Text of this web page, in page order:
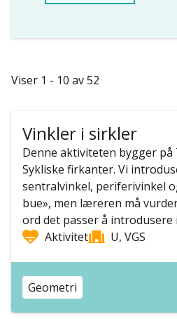
Viser 1 - 10 av 52
Vinkler i sirkler
Denne aktiviteten bygger
Sykliske firkanter. Vi
sentralvinkel, periferivinkel
bue», men læreren må
ord det passer å introdusere
Aktivitet
U, VGS
Geometri